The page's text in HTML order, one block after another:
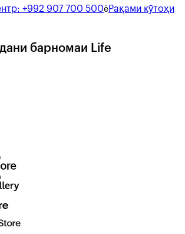
+992 907 700 500ёРақами кӯтоҳи
барномаи Life